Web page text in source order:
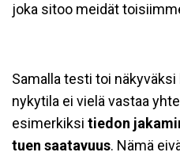
joka sitoo meidät
Samalla testi toi
nykytila ei vielä vastaa
esimerkiksi tiedon
tuen saatavuus. Nämä